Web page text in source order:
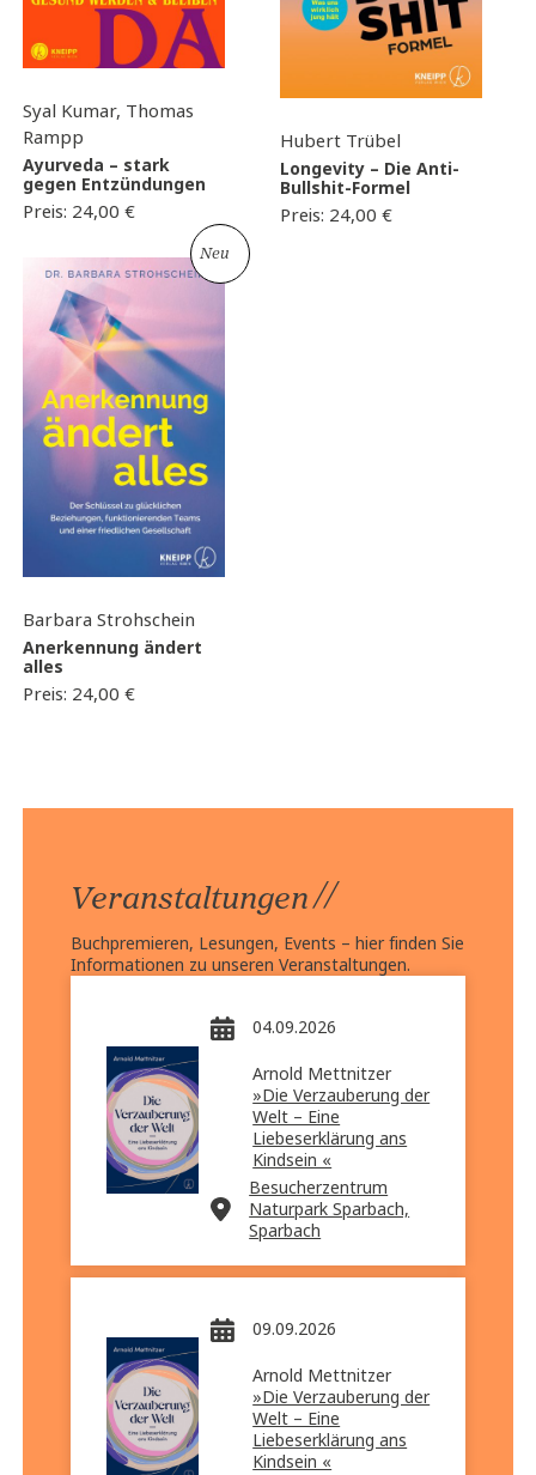
Syal Kumar, Thomas
Rampp
Ayurveda – stark
gegen Entzündungen
Preis: 24,00 €
Hubert Trübel
Longevity – Die Anti-
Bullshit-Formel
Preis: 24,00 €
Neu
Barbara Strohschein
Anerkennung ändert
alles
Preis: 24,00 €
Veranstaltungen //
Buchpremieren, Lesungen, Events – hier finden Sie
Informationen zu unseren Veranstaltungen.
04.09.2026
Arnold Mettnitzer
»Die Verzauberung der
Welt – Eine
Liebeserklärung ans
Kindsein «
Besucherzentrum
Naturpark Sparbach,
Sparbach
09.09.2026
Arnold Mettnitzer
»Die Verzauberung der
Welt – Eine
Liebeserklärung ans
Kindsein «